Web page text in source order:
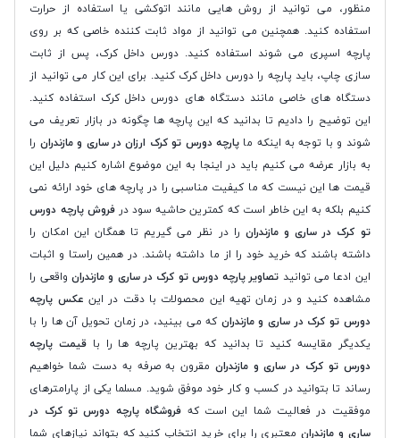
منظور، می توانید از روش هایی مانند اتوکشی یا استفاده از حرارت
استفاده کنید. همچنین می توانید از مواد ثابت کننده خاصی که بر روی
پارچه اسپری می شوند استفاده کنید. دورس داخل کرک، پس از ثابت
سازی چاپ، باید پارچه را دورس داخل کرک کنید. برای این کار می توانید از
دستگاه های خاصی مانند دستگاه های دورس داخل کرک استفاده کنید.
این توضیح را دادیم تا بدانید که این پارچه ها چگونه در بازار تعریف می
شوند و با توجه به اینکه ماپارچه دورس تو کرک ارزان در ساری و مازندران را
به بازار عرضه می کنیم باید در اینجا به این موضوع اشاره کنیم دلیل این
قیمت ها این نیست که ما کیفیت مناسبی را در پارچه های خود ارائه نمی
کنیم بلکه به این خاطر است که کمترین حاشیه سود درفروش پارچه دورس
تو کرک در ساری و مازندران را در نظر می گیریم تا همگان این امکان را
داشته باشند که خرید خود را از ما داشته باشند. در همین راستا و اثبات
این ادعا می توانید تصاویر پارچه دورس تو کرک در ساری و مازندران واقعی را
مشاهده کنید و در زمان تهیه این محصولات با دقت در این عکس پارچه
دورس تو کرک در ساری و مازندران که می بینید، در زمان تحویل آن ها را با
یکدیگر مقایسه کنید تا بدانید که بهترین پارچه ها را با قیمت پارچه
دورس تو کرک در ساری و مازندران مقرون به صرفه به دست شما خواهیم
رساند تا بتوانید در کسب و کار خود موفق شوید. مسلما یکی از پارامترهای
موفقیت در فعالیت شما این است که فروشگاه پارچه دورس تو کرک در
ساری و مازندران معتبری را برای خرید انتخاب کنید که بتواند نیازهای شما